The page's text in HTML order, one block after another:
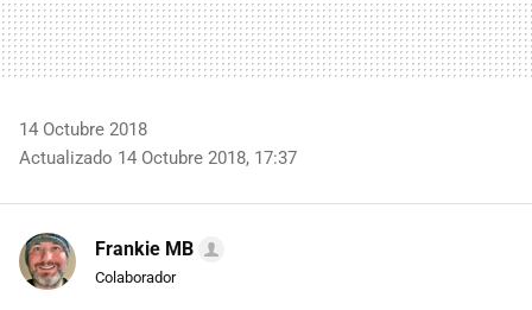
14 Octubre 2018
Actualizado 14 Octubre 2018, 17:37
Frankie MB
Colaborador